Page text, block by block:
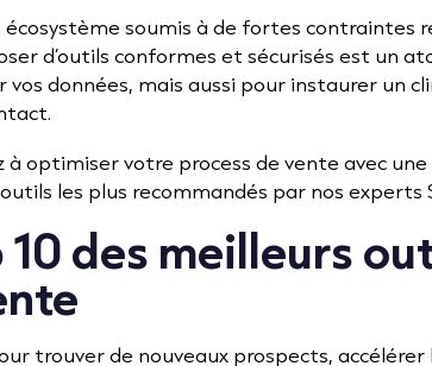
écosystème soumis à de fortes contraintes
d’outils conformes et sécurisés est un
données, mais aussi pour instaurer un
à optimiser votre process de vente avec
les plus recommandés par nos experts
10 des meilleurs
trouver de nouveaux prospects, accélérer